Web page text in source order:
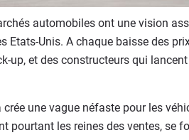
automobiles ont une vision
Etats-Unis. A chaque baisse des
up, et des constructeurs qui
crée une vague néfaste pour les
pourtant les reines des ventes, se